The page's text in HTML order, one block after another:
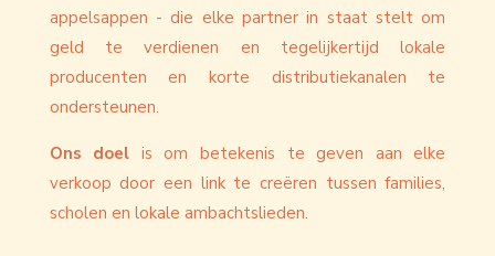
appelsappen - die elke partner in staat stelt om
geld te verdienen en tegelijkertijd lokale
producenten en korte distributiekanalen te
ondersteunen.
Ons doel is om betekenis te geven aan elke
verkoop door een link te creëren tussen families,
scholen en lokale ambachtslieden.